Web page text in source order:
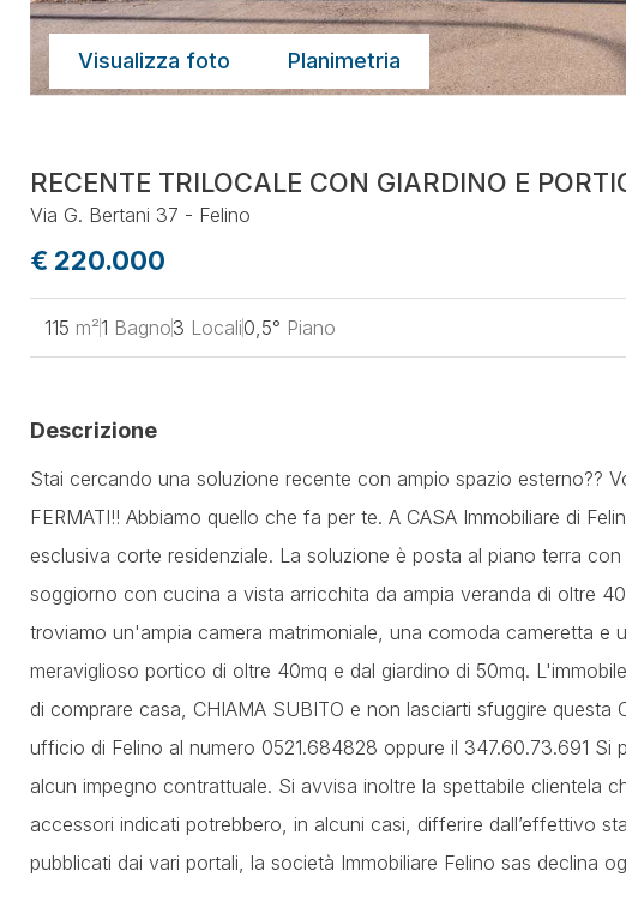
Visualizza foto Planimetria
RECENTE TRILOCALE CON GIARDINO E
Via G. Bertani 37 - Felino
€ 220.000
115 m²1 Bagno3 Locali0,5° Piano
Descrizione
Stai cercando una soluzione recente con ampio spazio esterno??
FERMATI!! Abbiamo quello che fa per te. A CASA Immobiliare di
esclusiva corte residenziale. La soluzione è posta al piano terra
soggiorno con cucina a vista arricchita da ampia veranda di oltre
troviamo un'ampia camera matrimoniale, una comoda cameretta
meraviglioso portico di oltre 40mq e dal giardino di 50mq.
di comprare casa, CHIAMA SUBITO e non lasciarti sfuggire
ufficio di Felino al numero 0521.684828 oppure il 347.60.73.691
alcun impegno contrattuale. Si avvisa inoltre la spettabile clientela
accessori indicati potrebbero, in alcuni casi, differire dall’effettivo
pubblicati dai vari portali, la società Immobiliare Felino sas declina